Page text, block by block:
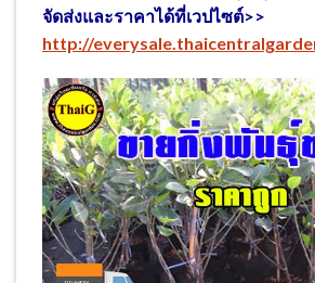
จัดส่งและราคาได้ที่เวปไซต์>>
http://